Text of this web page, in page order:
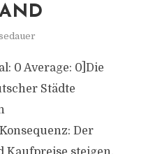
0 Average: 0]Die
Städte
Der